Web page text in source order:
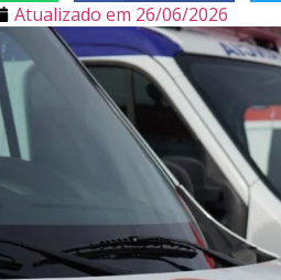
Atualizado em 26/06/2026